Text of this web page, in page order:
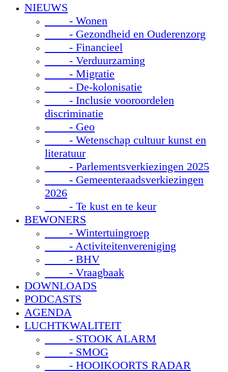
NIEUWS
- Wonen
- Gezondheid en Ouderenzorg
- Financieel
- Verduurzaming
- Migratie
- De-kolonisatie
- Inclusie vooroordelen
discriminatie
- Geo
- Wetenschap cultuur kunst en
literatuur
- Parlementsverkiezingen 2025
- Gemeenteraadsverkiezingen
2026
- Te kust en te keur
BEWONERS
- Wintertuingroep
- Activiteitenvereniging
- BHV
- Vraagbaak
DOWNLOADS
PODCASTS
AGENDA
LUCHTKWALITEIT
- STOOK ALARM
- SMOG
- HOOIKOORTS RADAR